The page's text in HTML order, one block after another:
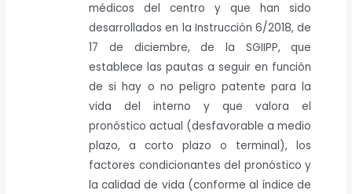
médicos del centro y que han sido
desarrollados en la Instrucción 6/2018, de
17 de diciembre, de la SGIIPP, que
establece las pautas a seguir en función
de si hay o no peligro patente para la
vida del interno y que valora el
pronóstico actual (desfavorable a medio
plazo, a corto plazo o terminal), los
factores condicionantes del pronóstico y
la calidad de vida (conforme al índice de